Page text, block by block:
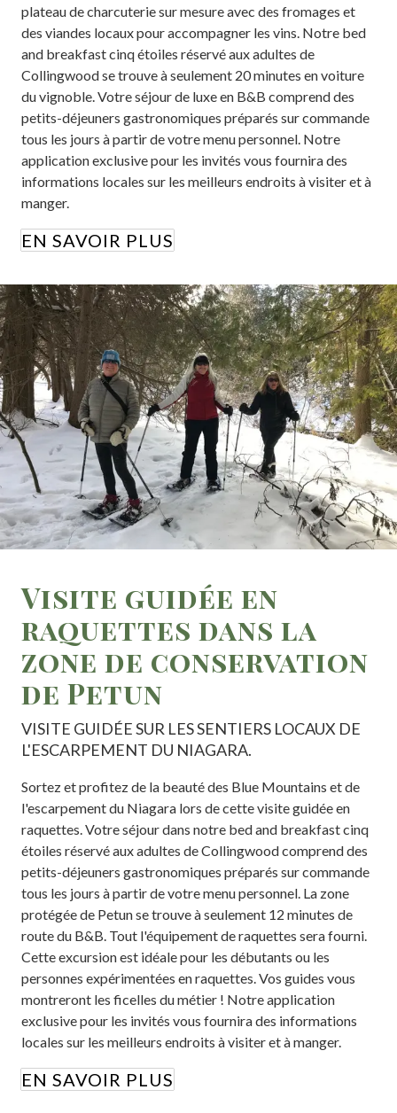
plateau de charcuterie sur mesure avec des fromages et
des viandes locaux pour accompagner les vins. Notre bed
and breakfast cinq étoiles réservé aux adultes de
Collingwood se trouve à seulement 20 minutes en voiture
du vignoble. Votre séjour de luxe en B&B comprend des
petits-déjeuners gastronomiques préparés sur commande
tous les jours à partir de votre menu personnel. Notre
application exclusive pour les invités vous fournira des
informations locales sur les meilleurs endroits à visiter et à
manger.
EN SAVOIR PLUS
Visite guidée en
raquettes dans la
zone de conservation
de Petun
VISITE GUIDÉE SUR LES SENTIERS LOCAUX DE
L'ESCARPEMENT DU NIAGARA.
Sortez et profitez de la beauté des Blue Mountains et de
l'escarpement du Niagara lors de cette visite guidée en
raquettes. Votre séjour dans notre bed and breakfast cinq
étoiles réservé aux adultes de Collingwood comprend des
petits-déjeuners gastronomiques préparés sur commande
tous les jours à partir de votre menu personnel. La zone
protégée de Petun se trouve à seulement 12 minutes de
route du B&B. Tout l'équipement de raquettes sera fourni.
Cette excursion est idéale pour les débutants ou les
personnes expérimentées en raquettes. Vos guides vous
montreront les ficelles du métier ! Notre application
exclusive pour les invités vous fournira des informations
locales sur les meilleurs endroits à visiter et à manger.
EN SAVOIR PLUS